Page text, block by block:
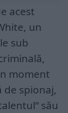
acest
un
sub
moment
spionaj,
său